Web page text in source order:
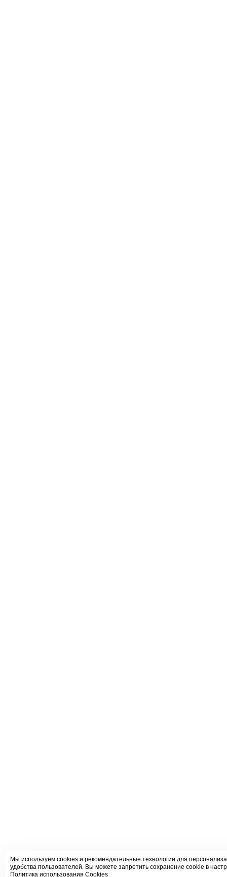
Мы используем cookies и рекомендательные технологии для
удобства пользователей. Вы можете запретить сохранение cookie в
Политика использования Cookies